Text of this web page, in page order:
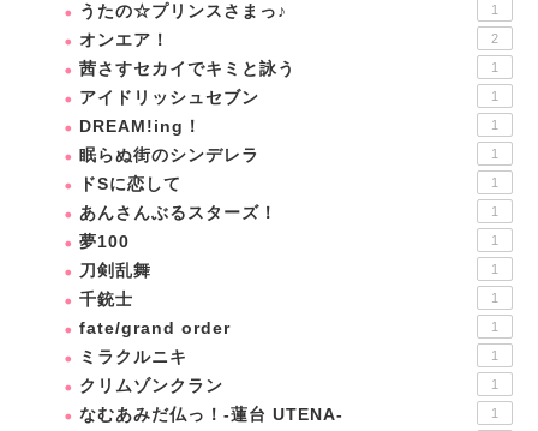
うたの☆プリンスさまっ♪ 1
オンエア！ 2
茜さすセカイでキミと詠う 1
アイドリッシュセブン 1
DREAM!ing！ 1
眠らぬ街のシンデレラ 1
ドSに恋して 1
あんさんぶるスターズ！ 1
夢100 1
刀剣乱舞 1
千銃士 1
fate/grand order 1
ミラクルニキ 1
クリムゾンクラン 1
なむあみだ仏っ！-蓮台 UTENA- 1